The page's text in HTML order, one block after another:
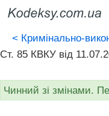
< Кримінально-
Ст. 85 КВКУ від
Чинний зі змінами.